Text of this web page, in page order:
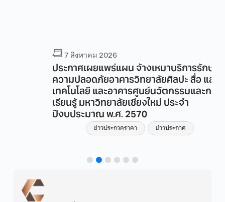
7 สิงหาคม 2026
ประกาศเผยแพร่แผน จ้างเหมาบริการรักษา
ความปลอดภัยอาคารวิทยาลัยศิลปะ สื่อ และ
เทคโนโลยี และอาคารศูนย์นวัตกรรมและการ
เรียนรู้ มหาวิทยาลัยเชียงใหม่ ประจำ
ปีงบประมาณ พ.ศ. 2570
ข่าวประกวดราคา ข่าวประกาศ